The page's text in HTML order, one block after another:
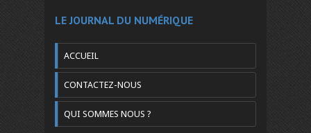
LE JOURNAL DU NUMÉRIQUE
ACCUEIL
CONTACTEZ-NOUS
QUI SOMMES NOUS ?